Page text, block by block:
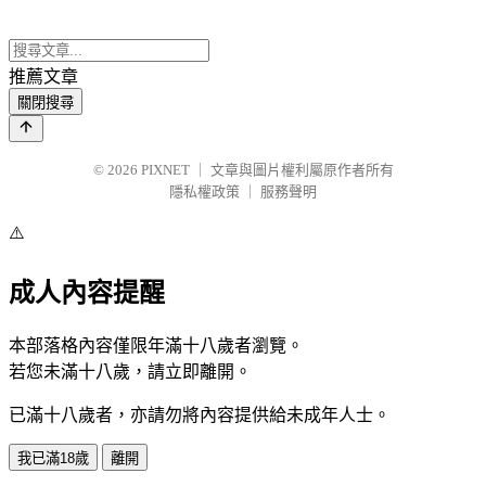
推薦文章
關閉搜尋
© 2026 PIXNET
文章與圖片權利屬原作者所有
隱私權政策
服務聲明
⚠️
成人內容提醒
本部落格內容僅限年滿十八歲者瀏覽。
若您未滿十八歲，請立即離開。
已滿十八歲者，亦請勿將內容提供給未成年人士。
我已滿18歲 離開